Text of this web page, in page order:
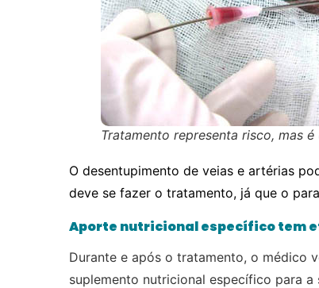
Tratamento representa risco, mas
O desentupimento de veias e artérias
deve se fazer o tratamento, já que o
Aporte nutricional específico tem
Durante e após o tratamento, o médico
suplemento nutricional específico para